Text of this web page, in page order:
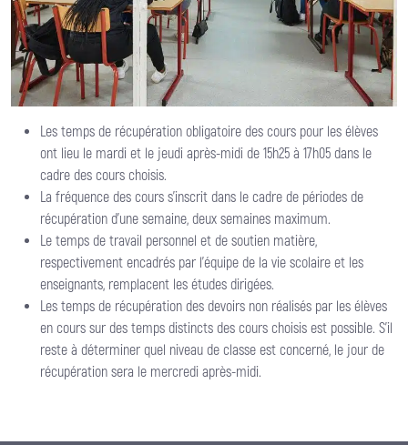
Les temps de récupération obligatoire des cours pour les élèves
ont lieu le mardi et le jeudi après-midi de 15h25 à 17h05 dans le
cadre des cours choisis.
La fréquence des cours s’inscrit dans le cadre de périodes de
récupération d’une semaine, deux semaines maximum.
Le temps de travail personnel et de soutien matière,
respectivement encadrés par l’équipe de la vie scolaire et les
enseignants, remplacent les études dirigées.
Les temps de récupération des devoirs non réalisés par les élèves
en cours sur des temps distincts des cours choisis est possible. S’il
reste à déterminer quel niveau de classe est concerné, le jour de
récupération sera le mercredi après-midi.